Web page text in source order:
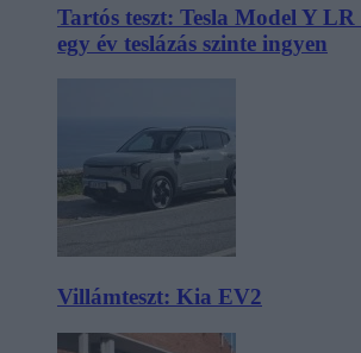
Tartós teszt: Tesla Model Y
egy év teslázás szinte ingyen
Villámteszt: Kia EV2